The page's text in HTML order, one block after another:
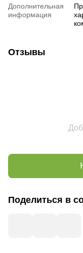
Дополнительная
информация
Отзывы
Поделиться в